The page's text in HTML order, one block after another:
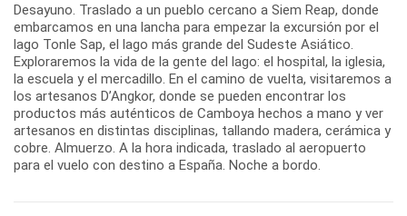
Desayuno. Traslado a un pueblo cercano a Siem Reap, donde
embarcamos en una lancha para empezar la excursión por el
lago Tonle Sap, el lago más grande del Sudeste Asiático.
Exploraremos la vida de la gente del lago: el hospital, la iglesia,
la escuela y el mercadillo. En el camino de vuelta, visitaremos a
los artesanos D’Angkor, donde se pueden encontrar los
productos más auténticos de Camboya hechos a mano y ver
artesanos en distintas disciplinas, tallando madera, cerámica y
cobre. Almuerzo. A la hora indicada, traslado al aeropuerto